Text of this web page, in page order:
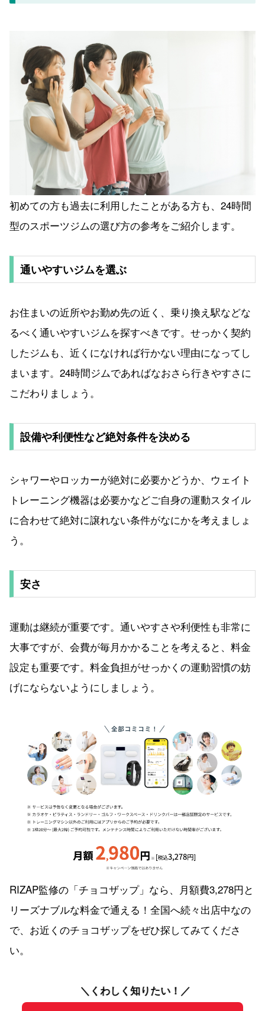
初めての方も過去に利用したことがある方も、24時間
型のスポーツジムの選び方の参考をご紹介します。
通いやすいジムを選ぶ
お住まいの近所やお勤め先の近く、乗り換え駅などな
るべく通いやすいジムを探すべきです。せっかく契約
したジムも、近くになければ行かない理由になってし
まいます。24時間ジムであればなおさら行きやすさに
こだわりましょう。
設備や利便性など絶対条件を決める
シャワーやロッカーが絶対に必要かどうか、ウェイト
トレーニング機器は必要かなどご自身の運動スタイル
に合わせて絶対に譲れない条件がなにかを考えましょ
う。
安さ
運動は継続が重要です。通いやすさや利便性も非常に
大事ですが、会費が毎月かかることを考えると、料金
設定も重要です。料金負担がせっかくの運動習慣の妨
げにならないようにしましょう。
RIZAP監修の「チョコザップ」なら、月額費3,278円と
リーズナブルな料金で通える！全国へ続々出店中なの
で、お近くのチョコザップをぜひ探してみてくださ
い。
＼くわしく知りたい！／